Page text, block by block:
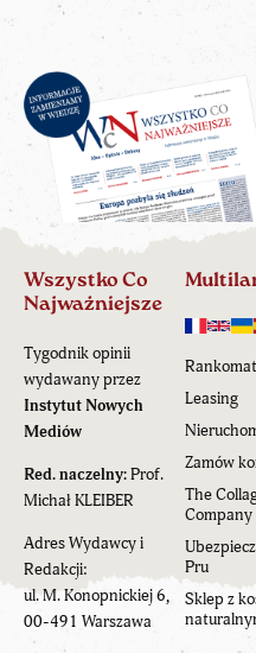
Wszystko Co
Najważniejsze
Tygodnik opinii
wydawany przez
Instytut Nowych
Mediów
Red. naczelny:Prof.
Michał KLEIBER
Adres Wydawcy i
Redakcji:
ul. M. Konopnickiej 6,
00-491 Warszawa
Rankomat
Leasing
Zamów
The
Company
Pru
Sklep z